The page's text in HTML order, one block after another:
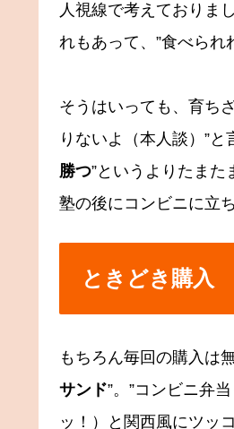
人視線で考えておりま
れもあって、”食べら
そうはいっても、育ち
りないよ（本人談）”
勝つ”というよりたま
塾の後にコンビニに立
ときどき購入
もちろん毎回の購入は
サンド”。”コンビニ弁
ッ！）と関西風にツッ